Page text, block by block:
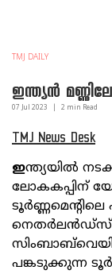
TMJ DAILY
ഇന്ത്യൻ
07 Jul 2023 2 min Read
TMJ News Desk
ഇന്ത്യയിൽ
ലോകകപ്പിന്
നെതർലൻഡ്സ്
പങ്കടുക്കുന്ന